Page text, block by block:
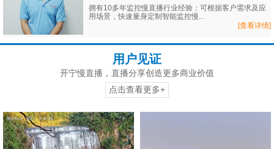
拥有10多年监控慢直播行业经验；可根据客户需求及应
用场景，快速量身定制智能监控慢...
[查看详情]
用户见证
开宁慢直播，直播分享创造更多商业价值
点击查看更多+